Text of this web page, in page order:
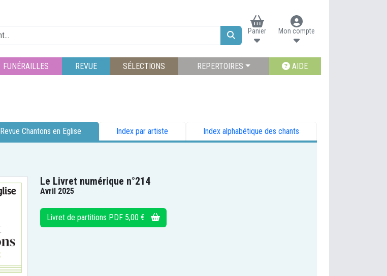
Panier Mon compte
FUNÉRAILLES REVUE SÉLECTIONS REPERTOIRES AIDE
Revue Chantons en Eglise Index par artiste Index alphabétique des chants
Le Livret numérique n°214
Avril 2025
Livret de partitions PDF 5,00 €